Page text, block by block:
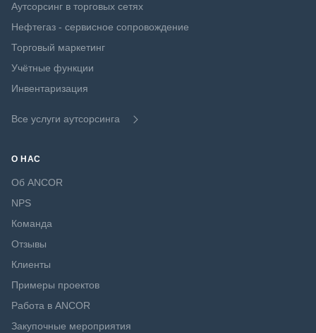
Аутсорсинг в торговых сетях
Нефтегаз - сервисное сопровождение
Торговый маркетинг
Учётные функции
Инвентаризация
Все услуги аутсорсинга
О НАС
Об ANCOR
NPS
Команда
Отзывы
Клиенты
Примеры проектов
Работа в ANCOR
Закупочные мероприятия